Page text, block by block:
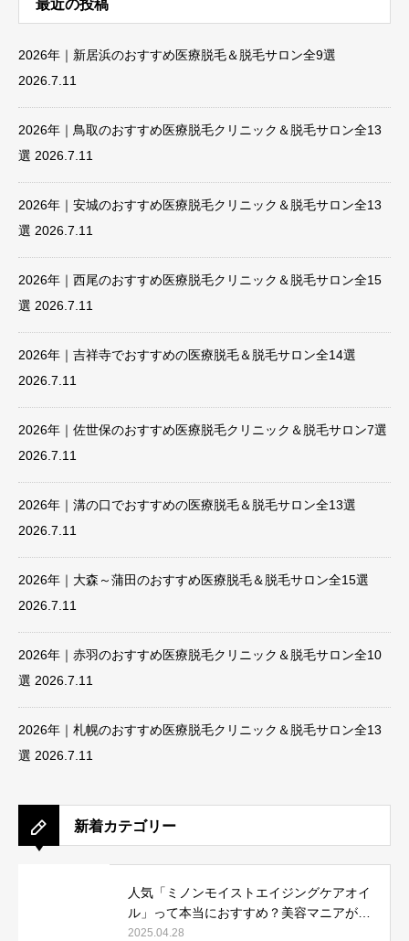
最近の投稿
2026年｜新居浜のおすすめ医療脱毛＆脱毛サロン全9選
2026.7.11
2026年｜鳥取のおすすめ医療脱毛クリニック＆脱毛サロン全13
選 2026.7.11
2026年｜安城のおすすめ医療脱毛クリニック＆脱毛サロン全13
選 2026.7.11
2026年｜西尾のおすすめ医療脱毛クリニック＆脱毛サロン全15
選 2026.7.11
2026年｜吉祥寺でおすすめの医療脱毛＆脱毛サロン全14選
2026.7.11
2026年｜佐世保のおすすめ医療脱毛クリニック＆脱毛サロン7選
2026.7.11
2026年｜溝の口でおすすめの医療脱毛＆脱毛サロン全13選
2026.7.11
2026年｜大森～蒲田のおすすめ医療脱毛＆脱毛サロン全15選
2026.7.11
2026年｜赤羽のおすすめ医療脱毛クリニック＆脱毛サロン全10
選 2026.7.11
2026年｜札幌のおすすめ医療脱毛クリニック＆脱毛サロン全13
選 2026.7.11
新着カテゴリー
人気「ミノンモイストエイジングケアオイ
ル」って本当におすすめ？美容マニアが実
際使用して口コミを検証！
2025.04.28